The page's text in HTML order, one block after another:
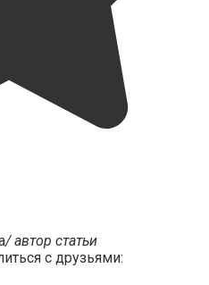
/ автор статьи
с друзьями: